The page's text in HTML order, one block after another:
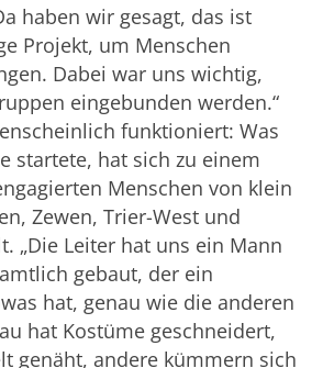
haben wir gesagt, das ist
Projekt, um Menschen
Dabei war uns wichtig,
eingebunden werden.“
funktioniert: Was
startete, hat sich zu einem
Menschen von klein
Zewen, Trier-West und
„Die Leiter hat uns ein Mann
gebaut, der ein
hat, genau wie die anderen
hat Kostüme geschneidert,
genäht, andere kümmern sich